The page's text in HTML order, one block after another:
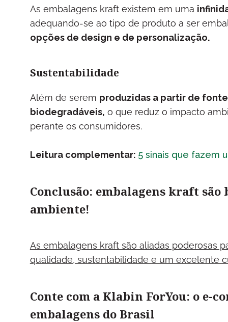
As embalagens kraft existem em uma
adequando-se ao tipo de produto a ser
opções de design e de personalização.
Sustentabilidade
Além de serem produzidas a partir de
biodegradáveis, o que reduz o impacto
perante os consumidores.
Leitura complementar: 5 sinais que fazem
Conclusão: embalagens kraft são
ambiente!
As embalagens kraft são aliadas poderosas
qualidade, sustentabilidade e um excelente
Conte com a Klabin ForYou: o e-
embalagens do Brasil